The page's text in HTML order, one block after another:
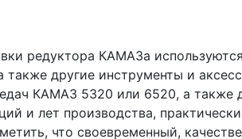
редуктора КАМАЗа
другие инструменты и
КАМАЗ 5320 или 6520, а также
и лет производства, практически
что своевременный,